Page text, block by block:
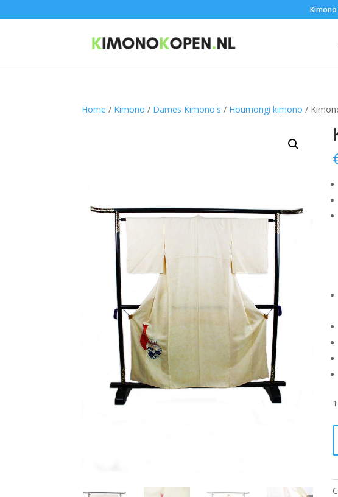
Home / Kimono / Dames Kimono's / Houmongi kimono /